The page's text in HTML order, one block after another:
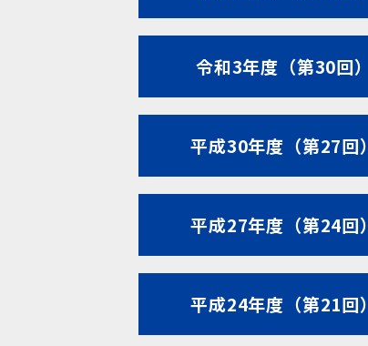
令和3年度（第30回）
平成30年度（第27回）
平成27年度（第24回）
平成24年度（第21回）